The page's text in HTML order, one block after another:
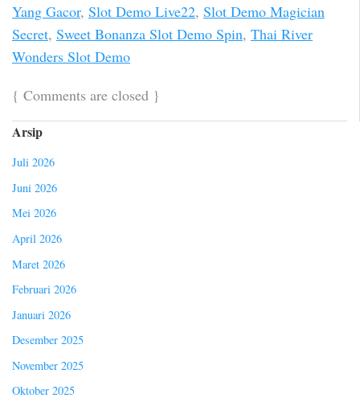
Yang Gacor, Slot Demo Live22, Slot Demo Magician
Secret, Sweet Bonanza Slot Demo Spin, Thai River
Wonders Slot Demo
{ Comments are closed }
Arsip
Juli 2026
Juni 2026
Mei 2026
April 2026
Maret 2026
Februari 2026
Januari 2026
Desember 2025
November 2025
Oktober 2025